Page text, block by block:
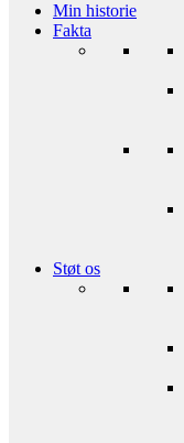
Min historie
Fakta
Støt os